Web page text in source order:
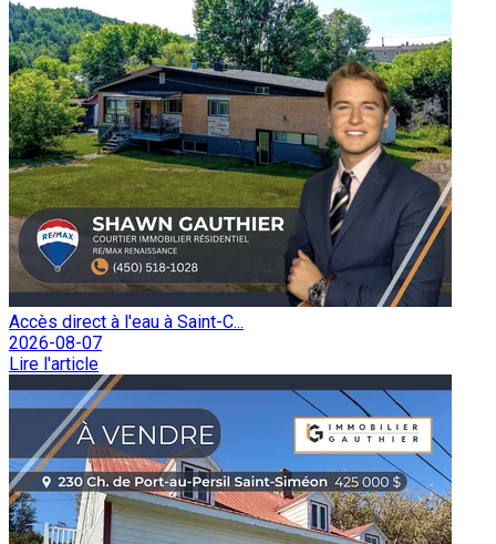
Accès direct à l'eau à Saint-C...
2026-08-07
Lire l'article